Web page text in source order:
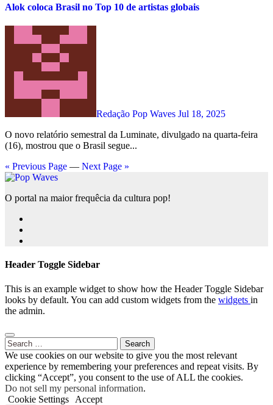
Alok coloca Brasil no Top 10 de artistas globais
Redação Pop Waves Jul 18, 2025
O novo relatório semestral da Luminate, divulgado na quarta-feira
(16), mostrou que o Brasil segue...
« Previous Page — Next Page »
O portal na maior frequêcia da cultura pop!
Header Toggle Sidebar
This is an example widget to show how the Header Toggle Sidebar
looks by default. You can add custom widgets from the widgets in
the admin.
Search
for:
We use cookies on our website to give you the most relevant
experience by remembering your preferences and repeat visits. By
clicking “Accept”, you consent to the use of ALL the cookies.
Do not sell my personal information.
Cookie Settings
Accept